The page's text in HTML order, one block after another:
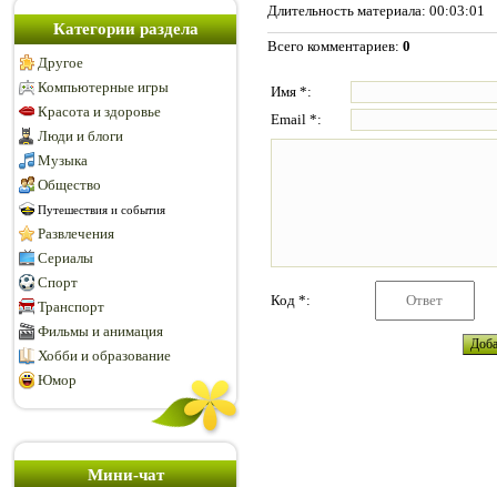
Категории раздела
Другое
Компьютерные игры
Красота и здоровье
Люди и блоги
Музыка
Общество
Путешествия и события
Развлечения
Сериалы
Спорт
Транспорт
Фильмы и анимация
Хобби и образование
Юмор
Мини-чат
Длительность материала: 00:03:01
Всего комментариев: 0
Имя *:
Email *:
Код *: